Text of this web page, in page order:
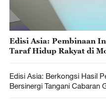
Edisi Asia: Pembinaan
Taraf Hidup Rakyat di
Edisi Asia: Berkongsi Hasil
Bersinergi Tangani Cabaran